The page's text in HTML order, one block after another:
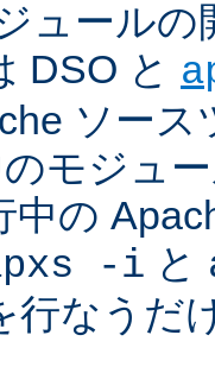
ュール
DSO と
ソー
モジュ
中の
-i と
行なうだ